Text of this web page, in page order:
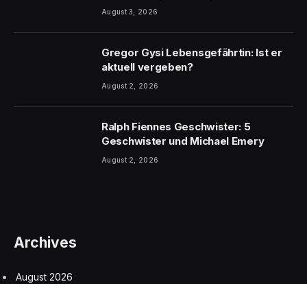
August 3, 2026
Gregor Gysi Lebensgefährtin: Ist er
aktuell vergeben?
August 2, 2026
Ralph Fiennes Geschwister: 5
Geschwister und Michael Emery
August 2, 2026
Archives
August 2026